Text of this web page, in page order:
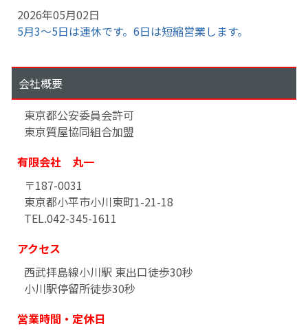
2026年05月02日
5月3～5日は連休です。6日は短縮営業します。
会社概要
東京都公安委員会許可
東京質屋協同組合加盟
有限会社 丸一
〒187-0031
東京都小平市小川東町1-21-18
TEL.042-345-1611
アクセス
西武拝島線小川駅 東出口徒歩30秒
小川駅停留所徒歩30秒
営業時間・定休日